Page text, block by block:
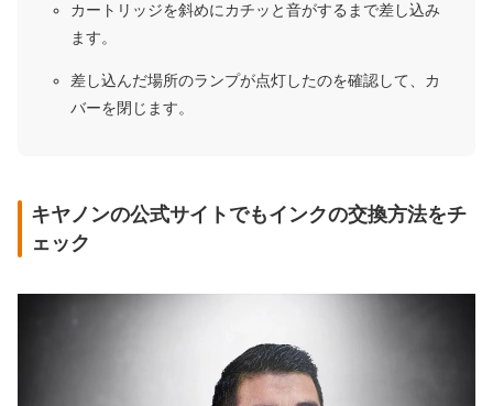
カートリッジを斜めにカチッと音がするまで差し込み
ます。
差し込んだ場所のランプが点灯したのを確認して、カ
バーを閉じます。
キヤノンの公式サイトでもインクの交換方法をチ
ェック